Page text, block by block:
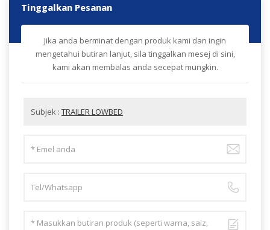
Tinggalkan Pesanan
Jika anda berminat dengan produk kami dan ingin
mengetahui butiran lanjut, sila tinggalkan mesej di sini,
kami akan membalas anda secepat mungkin.
Subjek : TRAILER LOWBED